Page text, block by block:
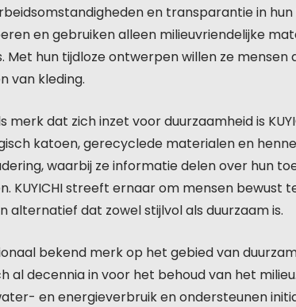
en transparantie in
en gebruiken alleen milieuvriendelijke
Met hun tijdloze ontwerpen willen ze
van kleding.
merk dat zich inzet voor duurzaamheid is
katoen, gerecyclede materialen en
waarbij ze informatie delen over hun
KUYICHI streeft ernaar om mensen bewust
alternatief dat zowel stijlvol als duurzaam is.
bekend merk op het gebied van
al decennia in voor het behoud van het
en energieverbruik en ondersteunen